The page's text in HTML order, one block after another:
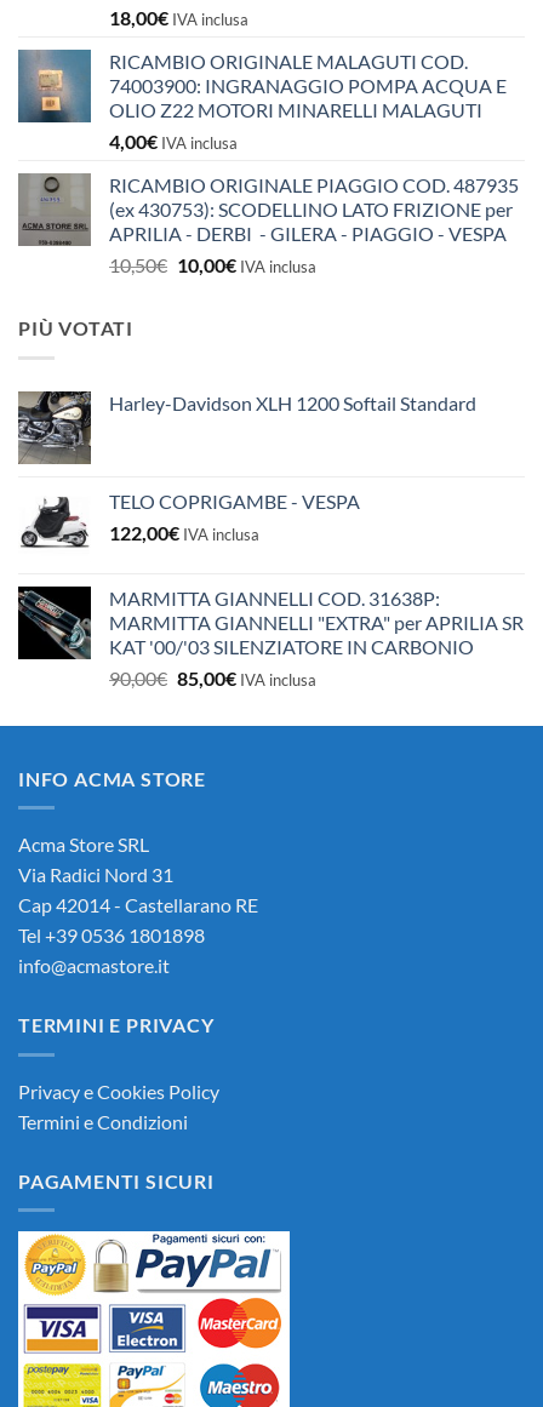
18,00€ IVA inclusa
RICAMBIO ORIGINALE MALAGUTI COD.
74003900: INGRANAGGIO POMPA ACQUA E
OLIO Z22 MOTORI MINARELLI MALAGUTI
4,00€ IVA inclusa
RICAMBIO ORIGINALE PIAGGIO COD. 487935
(ex 430753): SCODELLINO LATO FRIZIONE per
APRILIA - DERBI - GILERA - PIAGGIO - VESPA
10,50€ Il
10,00€IlIVA inclusa
PIÙ VOTATI
Harley-Davidson XLH 1200 Softail Standard
TELO COPRIGAMBE - VESPA
122,00€ IVA inclusa
MARMITTA GIANNELLI COD. 31638P:
MARMITTA GIANNELLI "EXTRA" per APRILIA SR
KAT '00/'03 SILENZIATORE IN CARBONIO
90,00€ Il
originale
90,00€.
85,00€Il
attuale
IVA inclusa
INFO ACMA STORE
Acma Store SRL
Via Radici Nord 31
Cap 42014 - Castellarano RE
Tel +39 0536 1801898
info@acmastore.it
TERMINI E PRIVACY
Privacy e Cookies Policy
Termini e Condizioni
PAGAMENTI SICURI